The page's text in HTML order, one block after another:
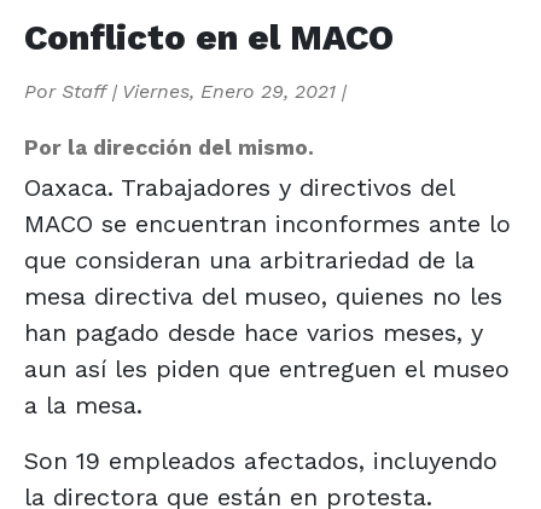
Conflicto en el MACO
Por Staff| Viernes, Enero 29, 2021 |
Por la dirección del mismo.
Oaxaca. Trabajadores y directivos del
MACO se encuentran inconformes ante lo
que consideran una arbitrariedad de la
mesa directiva del museo, quienes no les
han pagado desde hace varios meses, y
aun así les piden que entreguen el museo
a la mesa.
Son 19 empleados afectados, incluyendo
la directora que están en protesta.